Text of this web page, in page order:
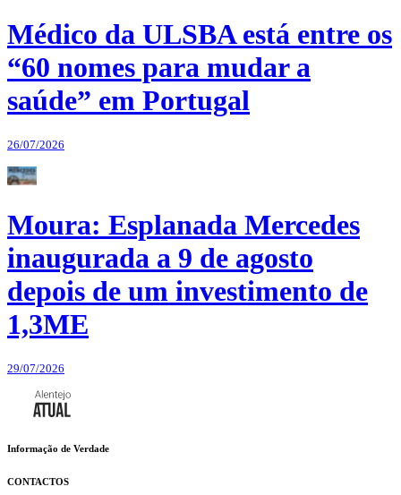
Médico da ULSBA está entre os
“60 nomes para mudar a
saúde” em Portugal
26/07/2026
Moura: Esplanada Mercedes
inaugurada a 9 de agosto
depois de um investimento de
1,3ME
29/07/2026
Informação de Verdade
CONTACTOS